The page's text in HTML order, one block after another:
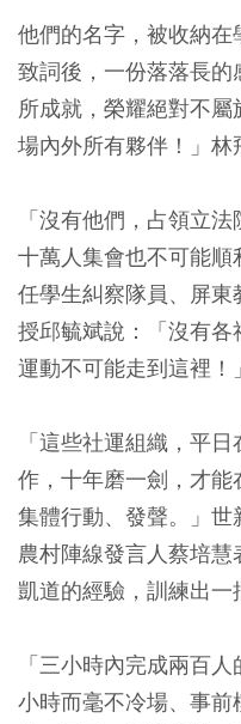
他們的名字，被收納
致詞後，一份落落長
所成就，榮耀絕對不
場內外所有夥伴！」林
「沒有他們，占領立
十萬人集會也不可能
任學生糾察隊員、屏
授邱毓斌說：「沒有
運動不可能走到這裡！」
「這些社運組織，平
作，十年磨一劍，才能
集體行動、發聲。」
農村陣線發言人蔡培
凱道的經驗，訓練出一
「三小時內完成兩百
小時而毫不冷場、事